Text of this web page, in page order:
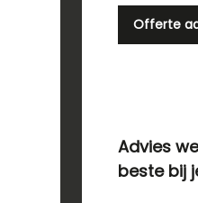
Offerte
Advies
beste bij